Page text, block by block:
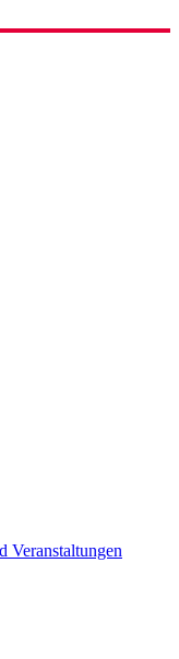
Veranstaltungen